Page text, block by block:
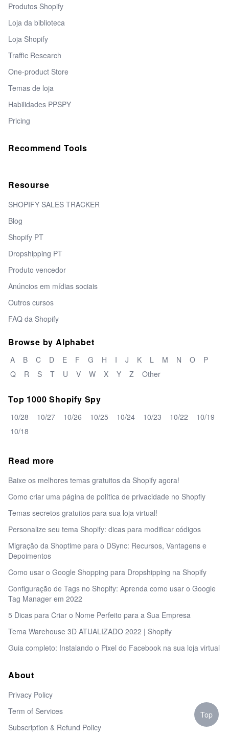
Produtos Shopify
Loja da biblioteca
Loja Shopify
Traffic Research
One-product Store
Temas de loja
Habilidades PPSPY
Pricing
Recommend Tools
Resourse
SHOPIFY SALES TRACKER
Blog
Shopify PT
Dropshipping PT
Produto vencedor
Anúncios em mídias sociais
Outros cursos
FAQ da Shopify
Browse by Alphabet
A B C D E F G H I J K L M N O
P
Q
R S T U V W X Y Z Other
Top 1000 Shopify Spy
10/28 10/27 10/26 10/25 10/24 10/23 10/22
10/19
10/18
Read more
Baixe os melhores temas gratuitos da Shopify agora!
Como criar uma página de política de privacidade no Shopfly
Temas secretos gratuitos para sua loja virtual!
Personalize seu tema Shopify: dicas para modificar códigos
Migração da Shoptime para o DSync: Recursos, Vantagens e
Depoimentos
Como usar o Google Shopping para Dropshipping na Shopify
Configuração de Tags no Shopify: Aprenda como usar o Google
Tag Manager em 2022
5 Dicas para Criar o Nome Perfeito para a Sua Empresa
Tema Warehouse 3D ATUALIZADO 2022 | Shopify
Guia completo: Instalando o Pixel do Facebook na sua loja virtual
About
Privacy Policy
Term of Services
Subscription & Refund Policy
Top